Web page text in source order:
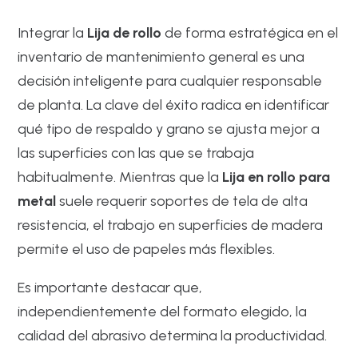
Integrar la Lija de rollo de forma estratégica en el
inventario de mantenimiento general es una
decisión inteligente para cualquier responsable
de planta. La clave del éxito radica en identificar
qué tipo de respaldo y grano se ajusta mejor a
las superficies con las que se trabaja
habitualmente. Mientras que la Lija en rollo para
metalsuele requerir soportes de tela de alta
resistencia, el trabajo en superficies de madera
permite el uso de papeles más flexibles.
Es importante destacar que,
independientemente del formato elegido, la
calidad del abrasivo determina la productividad.